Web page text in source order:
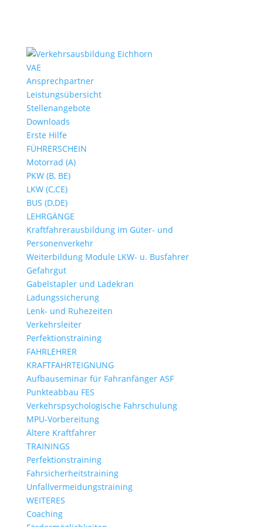
VAE
Ansprechpartner
Leistungsübersicht
Stellenangebote
Downloads
Erste Hilfe
FÜHRERSCHEIN
Motorrad (A)
PKW (B, BE)
LKW (C,CE)
BUS (D,DE)
LEHRGÄNGE
Kraftfahrerausbildung im Güter- und
Personenverkehr
Weiterbildung Module LKW- u. Busfahrer
Gefahrgut
Gabelstapler und Ladekran
Ladungssicherung
Lenk- und Ruhezeiten
Verkehrsleiter
Perfektionstraining
FAHRLEHRER
KRAFTFAHRTEIGNUNG
Aufbauseminar für Fahranfänger ASF
Punkteabbau FES
Verkehrspsychologische Fahrschulung
MPU-Vorbereitung
Ältere Kraftfahrer
TRAININGS
Perfektionstraining
Fahrsicherheitstraining
Unfallvermeidungstraining
WEITERES
Coaching